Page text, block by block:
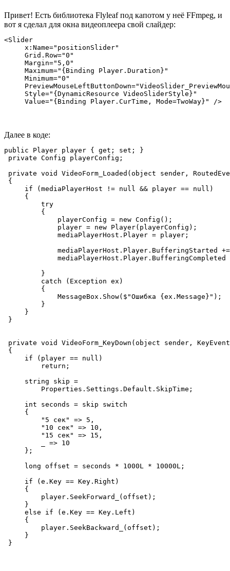
Привет! Есть библиотека Flyleaf под капотом у неё FFmpeg, и
вот я сделал для окна видеоплеера свой слайдер:
<Slider
     x:Name="positionSlider"
     Grid.Row="0"
     Margin="5,0"
     Maximum="{Binding Player.Duration}"
     Minimum="0"
     Style="{DynamicResource VideoSliderStyle}"
     Value="{Binding Player.CurTime, Mode=TwoWay}" />
Далее в коде:
public Player player { get; set; }
private Config playerConfig;
private void VideoForm_Loaded(object sender,
{
     if (mediaPlayerHost != null && player == null)
     {
         try
         {
             playerConfig = new Config();
             player = new Player(playerConfig);
             mediaPlayerHost.Player = player;
mediaPlayerHost.Player.BufferingStarted
mediaPlayerHost.Player.BufferingCompleted
         }
         catch (Exception ex)
         {
             MessageBox.Show($"Ошибка {ex.Message}");
         }
     }
}
private void VideoForm_KeyDown(object sender,
{
     if (player == null)
         return;
     string skip =
         Properties.Settings.Default.SkipTime;
     int seconds = skip switch
     {
         "5 сек" => 5,
         "10 сек" => 10,
         "15 сек" => 15,
         _ => 10
     };
     long offset = seconds * 1000L * 10000L;
     if (e.Key == Key.Right)
     {
         player.SeekForward_(offset);
     }
     else if (e.Key == Key.Left)
     {
         player.SeekBackward_(offset);
     }
}